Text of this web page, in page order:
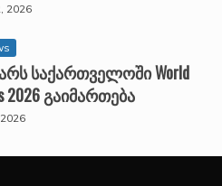
2026
საქართველოში World
2026 გაიმართება